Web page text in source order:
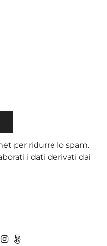
per ridurre lo spam.
i dati derivati dai